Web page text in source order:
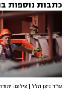
כתבות נוספות
עו"ד ניצן הלל | צילום: